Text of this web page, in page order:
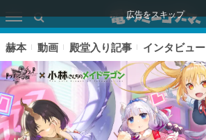
広告をスキップ
赫本 動画 殿堂入り記事 インタビュー